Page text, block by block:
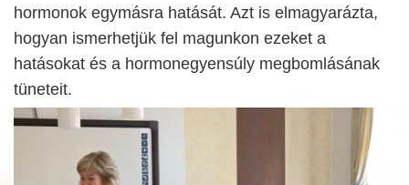
hormonok egymásra hatását. Azt is elmagyarázta,
hogyan ismerhetjük fel magunkon ezeket a
hatásokat és a hormonegyensúly megbomlásának
tüneteit.